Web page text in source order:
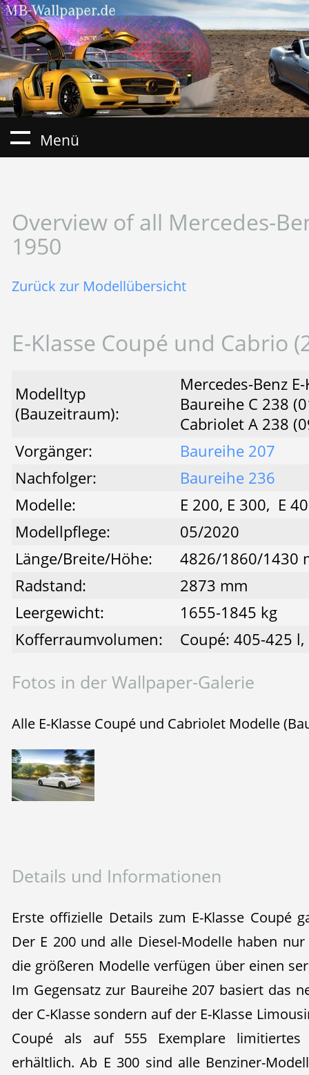
Menü
Overview of all Mercedes-
1950
Zurück zur Modellübersicht
E-Klasse Coupé und Cabrio
Modelltyp
(Bauzeitraum):
Mercedes-Benz
Baureihe C 238
Cabriolet A 238
Vorgänger:
Baureihe 207
Nachfolger:
Baureihe 236
Modelle:
E 200, E 300, E
Modellpflege:
05/2020
Länge/Breite/Höhe:
4826/1860/1430
Radstand:
2873 mm
Leergewicht:
1655-1845 kg
Kofferraumvolumen:
Coupé: 405-425
Fotos in der Wallpaper-Galerie
Alle E-Klasse Coupé und Cabriolet Modelle
Details und Informationen
Erste offizielle Details zum E-Klasse Coupé
Der E 200 und alle Diesel-Modelle haben
die größeren Modelle verfügen über einen
Im Gegensatz zur Baureihe 207 basiert das
der C-Klasse sondern auf der E-Klasse
Coupé als auf 555 Exemplare limitiertes
erhältlich. Ab E 300 sind alle Benziner-